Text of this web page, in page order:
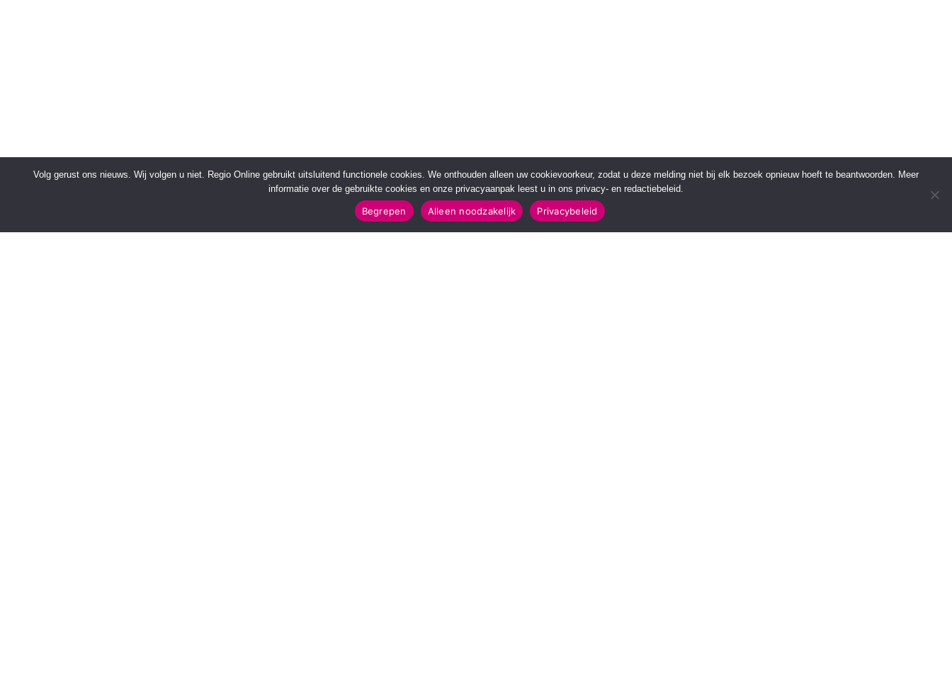
Volg gerust ons nieuws. Wij volgen u niet. Regio Online gebruikt uitsluitend functionele cookies. We onthouden alleen uw cookievoorkeur, zodat u deze melding niet bij elk bezoek opnieuw hoeft te beantwoorden. Meer
informatie over de gebruikte cookies en onze privacyaanpak leest u in ons privacy- en redactiebeleid.
Begrepen Alleen noodzakelijk Privacybeleid